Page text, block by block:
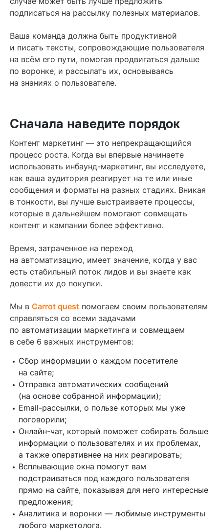
подписаться на рассылку полезных материалов.
Ваша команда должна быть продуктивной
и писать тексты, сопровождающие пользователя
на всём его пути, помогая продвигаться дальше
по воронке, и рассылать их, основываясь
на знаниях о пользователе.
Сначала наведите порядок
Контент маркетинг — это непрекращающийся
процесс роста. Когда вы впервые начинаете
использовать инбаунд-маркетинг, вы исследуете,
как ваша аудитория реагирует на те или иные
сообщения и форматы на разных стадиях. Вникая
в тонкости, вы лучше выстраиваете процессы,
которые в дальнейшем помогают совмещать
контент и кампании более эффективно.
Время, затраченное на переход
на автоматизацию, имеет значение, когда у вас
есть стабильный поток лидов и вы знаете как
довести их до покупки.
Мы в Carrot quest помогаем своим пользователям
справляться со всеми задачами
по автоматизации маркетинга и совмещаем
в себе 6 важных инструментов:
Сбор информации о каждом посетителе
на сайте;
Отправка автоматических сообщений
(на основе собранной информации);
Email-рассылки, о пользе которых мы уже
поговорили;
Онлайн-чат, который поможет собирать больше
информации о пользователях и их проблемах,
а также оперативнее на них реагировать;
Всплывающие окна помогут вам
подстраиваться под каждого пользователя
прямо на сайте, показывая для него интересные
предложения;
Аналитика и воронки — любимые инструменты
любого маркетолога.